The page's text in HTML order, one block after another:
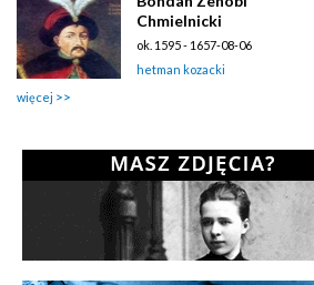
Chmielnicki
ok. 1595 - 1657-08-06
hetman kozacki
więcej